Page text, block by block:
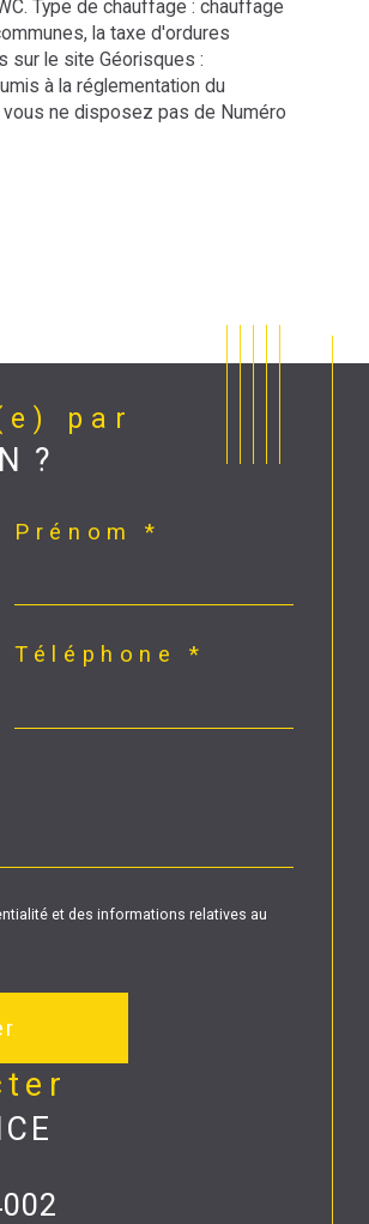
la taxe d'ordures
sur le site Géorisques :
à la réglementation du
ne disposez pas de Numéro
par
?
Prénom *
Téléphone *
et des informations relatives au